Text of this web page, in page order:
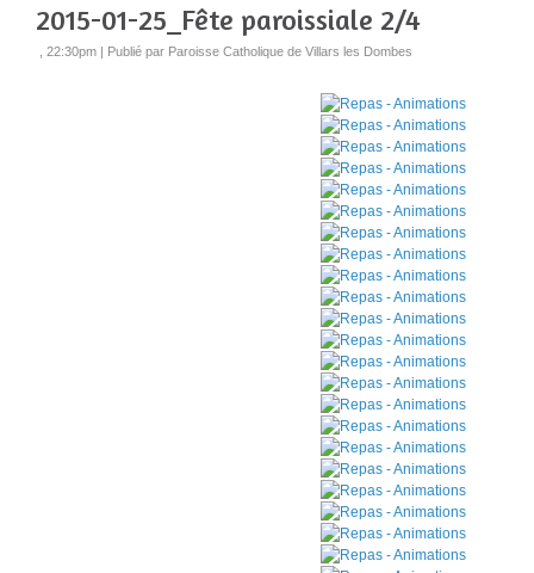
2015-01-25_Fête paroissiale 2/4
, 22:30pm | Publié par Paroisse Catholique de Villars les Dombes